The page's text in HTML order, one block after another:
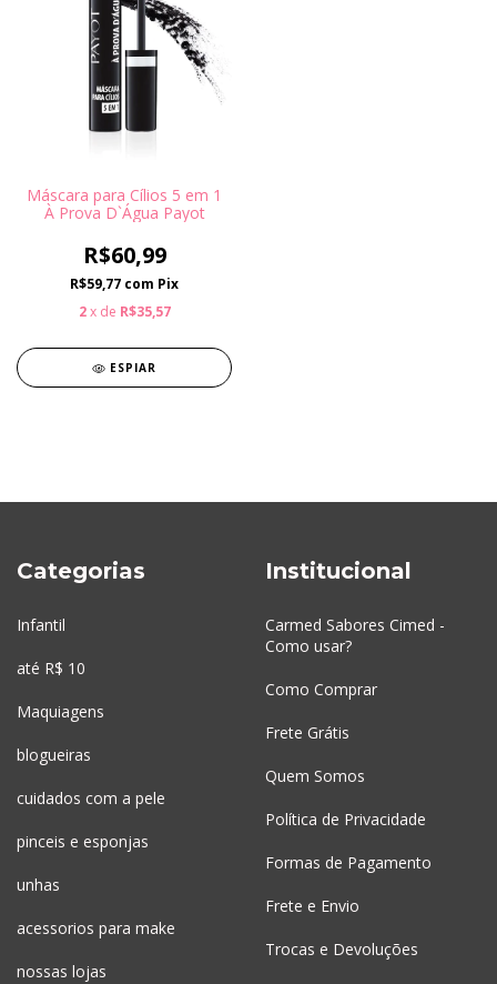
Máscara para Cílios 5 em 1
À Prova D`Água Payot
R$60,99
R$59,77 com Pix
2 x de R$35,57
ESPIAR
Categorias
Infantil
até R$ 10
Maquiagens
blogueiras
cuidados com a pele
pinceis e esponjas
unhas
acessorios para make
nossas lojas
Institucional
Carmed Sabores Cimed -
Como usar?
Como Comprar
Frete Grátis
Quem Somos
Política de Privacidade
Formas de Pagamento
Frete e Envio
Trocas e Devoluções